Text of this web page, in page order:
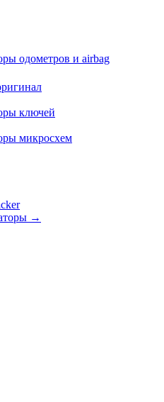
одометров и airbag
ключей
микросхем
→